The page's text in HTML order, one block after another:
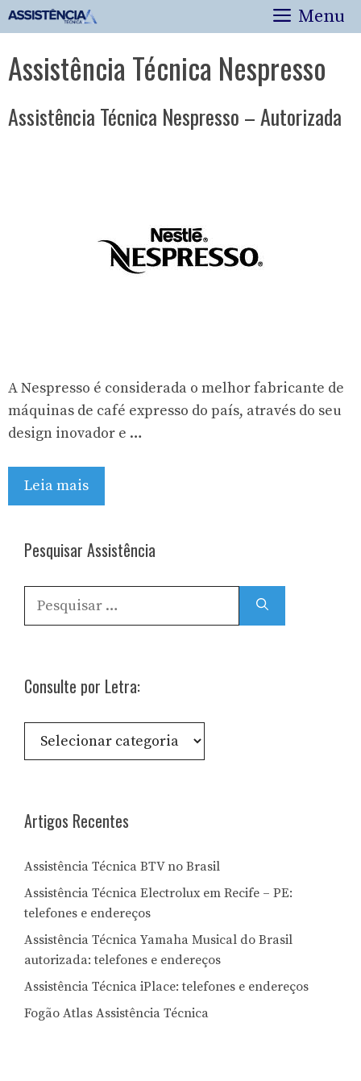
Pular
para
conteúdo
Menu
Assistência Técnica Nespresso
Assistência Técnica Nespresso – Autorizada
A Nespresso é considerada o melhor fabricante de
máquinas de café expresso do país, através do seu
design inovador e …
Leia mais
Pesquisar Assistência
Pesquisar
por:
Consulte por Letra:
Consulte
Artigos Recentes
Assistência Técnica BTV no Brasil
Assistência Técnica Electrolux em Recife – PE:
telefones e endereços
Assistência Técnica Yamaha Musical do Brasil
autorizada: telefones e endereços
Assistência Técnica iPlace: telefones e endereços
Fogão Atlas Assistência Técnica